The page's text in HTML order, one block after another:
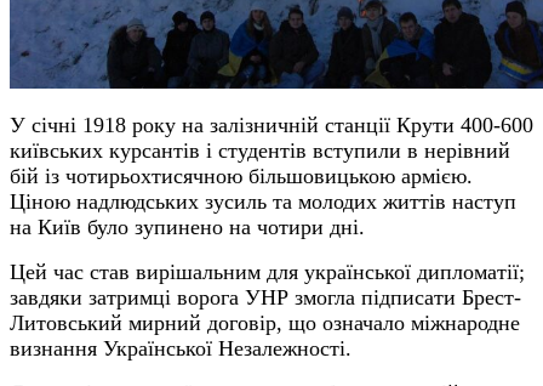
У січні 1918 року на залізничній станції Крути 400-600
київських курсантів і студентів вступили в нерівний
бій із чотирьохтисячною більшовицькою армією.
Ціною надлюдських зусиль та молодих життів наступ
на Київ було зупинено на чотири дні.
Цей час став вирішальним для української дипломатії;
завдяки затримці ворога УНР змогла підписати Брест-
Литовський мирний договір, що означало міжнародне
визнання Української Незалежності.